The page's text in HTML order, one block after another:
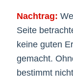
Nachtrag:
Seite
keine guten
gemacht.
bestimmt